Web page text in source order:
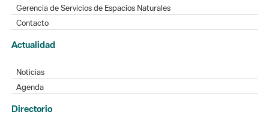
Gerencia de Servicios de Espacios Naturales
Contacto
Actualidad
Noticias
Agenda
Directorio